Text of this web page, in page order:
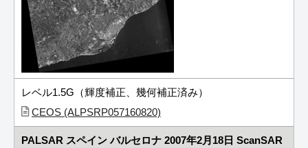
レベル1.5G（輝度補正、幾何補正済み）
CEOS (ALPSRP057160820)
PALSAR スペイン バルセロナ 2007年2月18日 ScanSAR